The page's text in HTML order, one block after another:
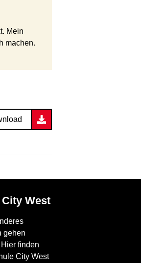
Mein
machen.
City West
gehen
finden
City West